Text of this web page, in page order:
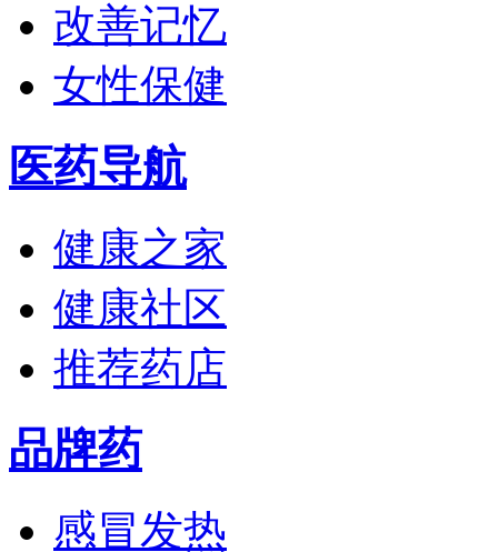
改善记忆
女性保健
医药导航
健康之家
健康社区
推荐药店
品牌药
感冒发热